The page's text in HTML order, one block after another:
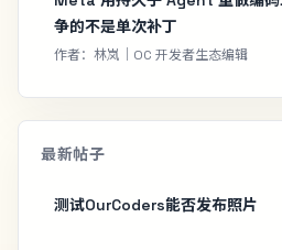
争的不是单次补丁
作者：林岚｜OC 开发者生态编辑
最新帖子
测试OurCoders能否发布照片